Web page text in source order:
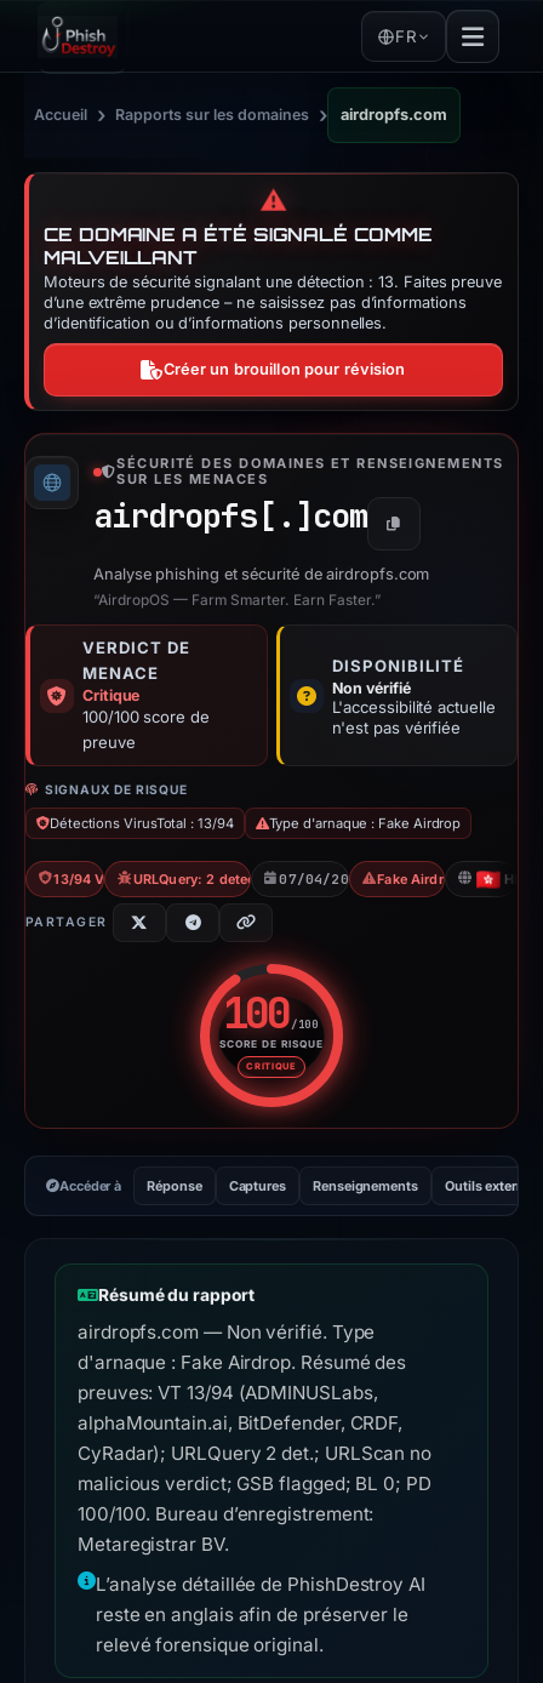
FR
Accueil › Rapports sur les domaines › airdropfs.com
⚠️
CE DOMAINE A ÉTÉ SIGNALÉ COMME
MALVEILLANT
Moteurs de sécurité signalant une détection : 13. Faites preuve
d’une extrême prudence – ne saisissez pas d’informations
d’identification ou d’informations personnelles.
Créer un brouillon pour révision
SÉCURITÉ DES DOMAINES ET RENSEIGNEMENTS
SUR LES MENACES
airdropfs[.] com Copier
Analyse phishing et sécurité de airdropfs.com
“AirdropOS — Farm Smarter. Earn Faster.”
VERDICT DE
MENACE
Critique
100/100 score de
preuve
DISPONIBILITÉ
Non vérifié
L'accessibilité actuelle
n'est pas vérifiée
SIGNAUX DE RISQUE
Détections VirusTotal : 13/94 Type d'arnaque : Fake Airdrop
13/94 VT URLQuery: 2 detections07/04/2026 Fake Airdrop HK
PARTAGER
100/100
SCORE DE RISQUE
CRITIQUE
Score de risque : 100 sur
Accéder à Réponse Captures Renseignements Outils externes
Résumé du rapport
airdropfs.com — Non vérifié. Type
d'arnaque : Fake Airdrop. Résumé des
preuves: VT 13/94 (ADMINUSLabs,
alphaMountain.ai, BitDefender, CRDF,
CyRadar); URLQuery 2 det.; URLScan no
malicious verdict; GSB flagged; BL 0; PD
100/100. Bureau d’enregistrement:
Metaregistrar BV.
L’analyse détaillée de PhishDestroy AI
reste en anglais afin de préserver le
relevé forensique original.